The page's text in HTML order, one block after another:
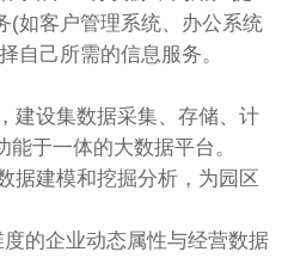
(如客户管理系统、办公系统
自己所需的信息服务。
设集数据采集、存储、计
于一体的大数据平台。
建模和挖掘分析，为园区
的企业动态属性与经营数据